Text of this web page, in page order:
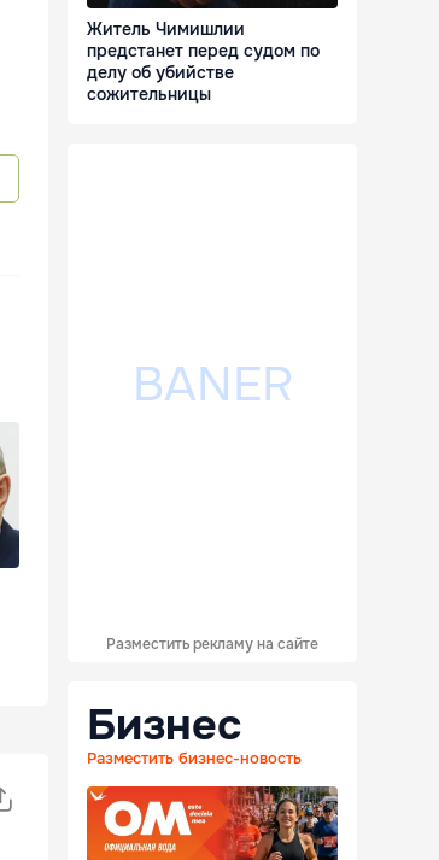
Житель Чимишлии
предстанет перед судом по
делу об убийстве
сожительницы
Разместить рекламу на сайте
Бизнес
Разместить бизнес-новость